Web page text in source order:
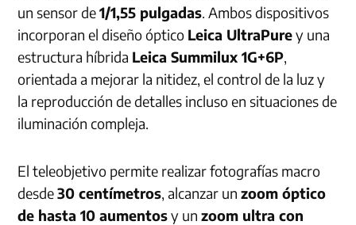
un sensor de1/1,55 pulgadas. Ambos dispositivos
incorporan el diseño óptico Leica UltraPurey una
estructura híbrida Leica Summilux 1G+6P,
orientada a mejorar la nitidez, el control de la luz y
la reproducción de detalles incluso en situaciones de
iluminación compleja.
El teleobjetivo permite realizar fotografías macro
desde30 centímetros, alcanzar unzoom óptico
de hasta 10 aumentosy unzoom ultra con